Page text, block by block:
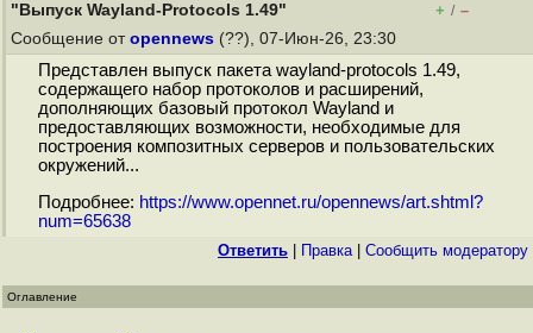
"Выпуск Wayland-Protocols 1.49" + / –
Сообщение от opennews (??), 07-Июн-26, 23:30
Представлен выпуск пакета wayland-protocols 1.49,
содержащего набор протоколов и расширений,
дополняющих базовый протокол Wayland и
предоставляющих возможности, необходимые для
построения композитных серверов и пользовательских
окружений...
Подробнее: https://www.opennet.ru/opennews/art.shtml?
num=65638
Ответить Правка| Cообщить модератору
Оглавление